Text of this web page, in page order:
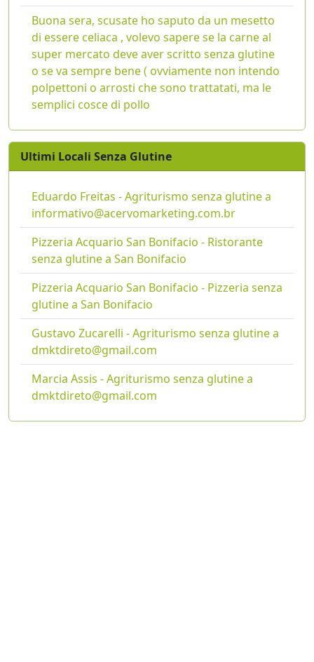
Buona sera, scusate ho saputo da un mesetto
di essere celiaca , volevo sapere se la carne al
super mercato deve aver scritto senza glutine
o se va sempre bene ( ovviamente non intendo
polpettoni o arrosti che sono trattatati, ma le
semplici cosce di pollo
Ultimi Locali Senza Glutine
Eduardo Freitas - Agriturismo senza glutine a
informativo@acervomarketing.com.br
Pizzeria Acquario San Bonifacio - Ristorante
senza glutine a San Bonifacio
Pizzeria Acquario San Bonifacio - Pizzeria senza
glutine a San Bonifacio
Gustavo Zucarelli - Agriturismo senza glutine a
dmktdireto@gmail.com
Marcia Assis - Agriturismo senza glutine a
dmktdireto@gmail.com